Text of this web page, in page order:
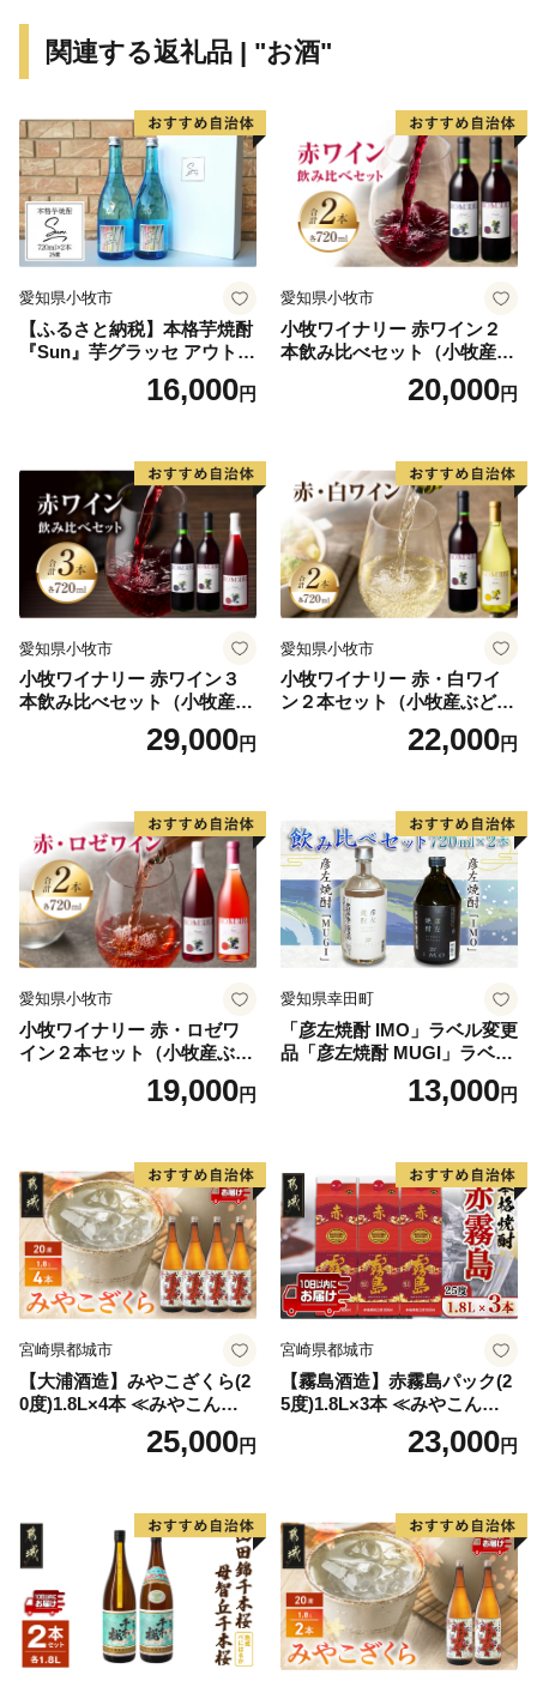
関連する返礼品 | "お酒"
愛知県小牧市
【ふるさと納税】本格芋焼酎
『Sun』芋グラッセ アウトド
ア ソロキャンプ ベランピン
グ 巣ごもり 就労支援16,000円
愛知県小牧市
小牧ワイナリー 赤ワイン２
本飲み比べセット（小牧産ぶ
どう100％使用）20,000円
愛知県小牧市
小牧ワイナリー 赤ワイン３
本飲み比べセット（小牧産ぶ
どう100％使用）29,000円
愛知県小牧市
小牧ワイナリー 赤・白ワイ
ン２本セット（小牧産ぶどう
22,000円
愛知県小牧市
小牧ワイナリー 赤・ロゼワ
イン２本セット（小牧産ぶど
19,000円
愛知県幸田町
「彦左焼酎 IMO」ラベル変更
品「彦左焼酎 MUGI」ラベル
変更品 飲み比べ セット 合計
2本 720ml×各1本 25度 焼酎
13,000円
宮崎県都城市
【大浦酒造】みやこざくら(2
0度)1.8L×4本 ≪みやこんじょ
特急便≫_AD-077125,000円
宮崎県都城市
【霧島酒造】赤霧島パック(2
5度)1.8L×3本 ≪みやこんじょ
特急便≫_23-07-K03P-1800-3
23,000円